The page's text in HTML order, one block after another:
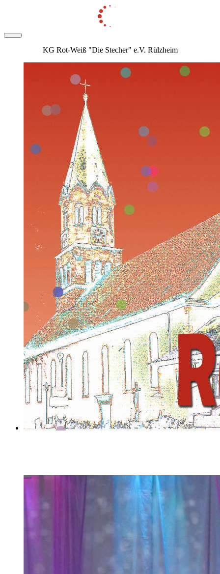
KG Rot-Weiß "Die Stecher" e.V. Rülzheim